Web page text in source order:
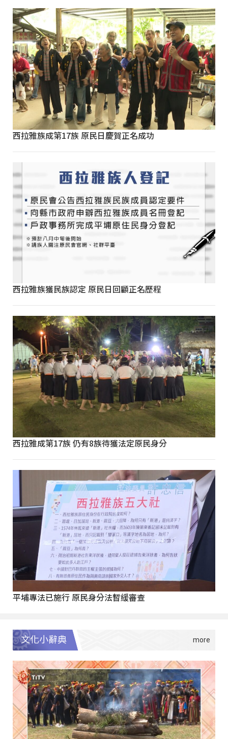
西拉雅族成第17族 原民日慶賀正名成功
西拉雅族獲民族認定 原民日回顧正名歷程
西拉雅成第17族 仍有8族待獲法定原民身分
平埔專法已施行 原民身分法暫緩審查
文化小辭典